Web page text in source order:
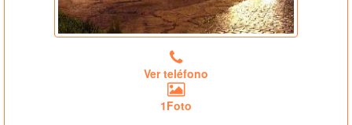
Ver teléfono
1Foto